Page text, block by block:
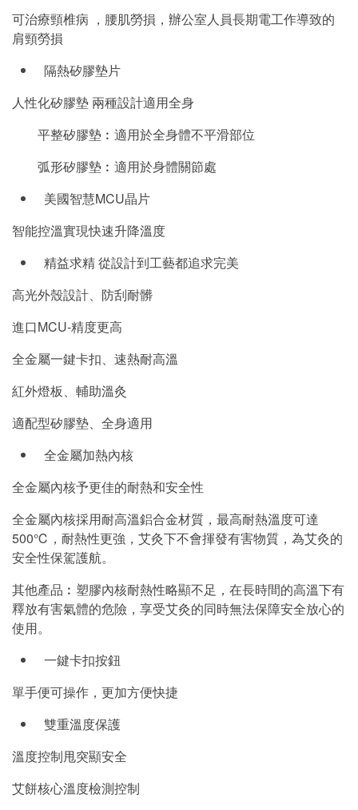
可治療頸椎病 ，腰肌勞損，辦公室人員長期電工作導致的
肩頸勞損
隔熱矽膠墊片
人性化矽膠墊 兩種設計適用全身
平整矽膠墊︰適用於全身體不平滑部位
弧形矽膠墊︰適用於身體關節處
美國智慧MCU晶片
智能控溫實現快速升降溫度
精益求精 從設計到工藝都追求完美
高光外殼設計、防刮耐髒
進口MCU-精度更高
全金屬一鍵卡扣、速熱耐高溫
紅外燈板、輔助溫灸
適配型矽膠墊、全身適用
全金屬加熱內核
全金屬內核予更佳的耐熱和安全性
全金屬內核採用耐高溫鋁合金材質，最高耐熱溫度可達
500℃，耐熱性更強，艾灸下不會揮發有害物質，為艾灸的
安全性保駕護航。
其他產品︰塑膠內核耐熱性略顯不足，在長時間的高溫下有
釋放有害氣體的危險，享受艾灸的同時無法保障安全放心的
使用。
一鍵卡扣按鈕
單手便可操作，更加方便快捷
雙重溫度保護
溫度控制甩突顯安全
艾餅核心溫度檢測控制